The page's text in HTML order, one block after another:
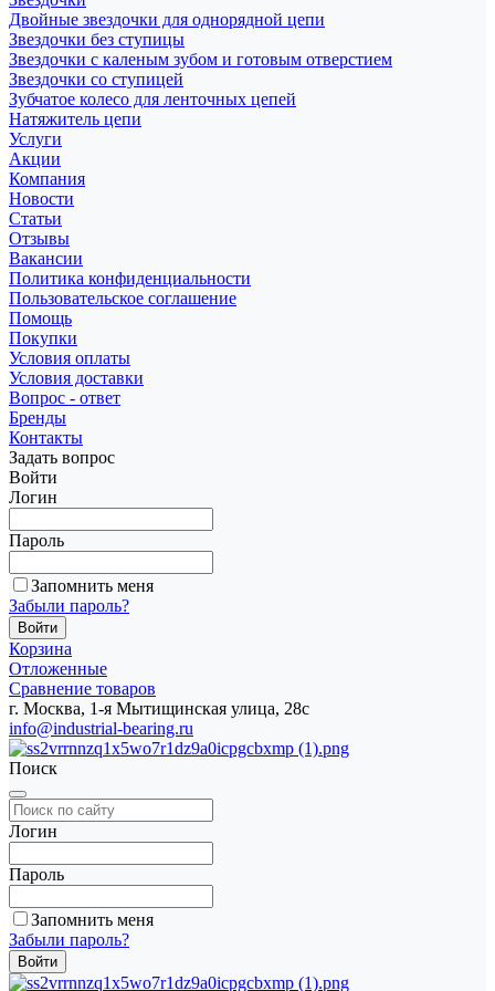
Двойные звездочки для однорядной цепи
Звездочки без ступицы
Звездочки с каленым зубом и готовым отверстием
Звездочки со ступицей
Зубчатое колесо для ленточных цепей
Натяжитель цепи
Услуги
Акции
Компания
Новости
Статьи
Отзывы
Вакансии
Политика конфиденциальности
Пользовательское соглашение
Помощь
Покупки
Условия оплаты
Условия доставки
Вопрос - ответ
Бренды
Контакты
Задать вопрос
Войти
Логин
Пароль
Запомнить меня
Забыли пароль?
Корзина
Отложенные
Сравнение товаров
г. Москва, 1-я Мытищинская улица, 28с
info@industrial-bearing.ru
Поиск
Логин
Пароль
Запомнить меня
Забыли пароль?